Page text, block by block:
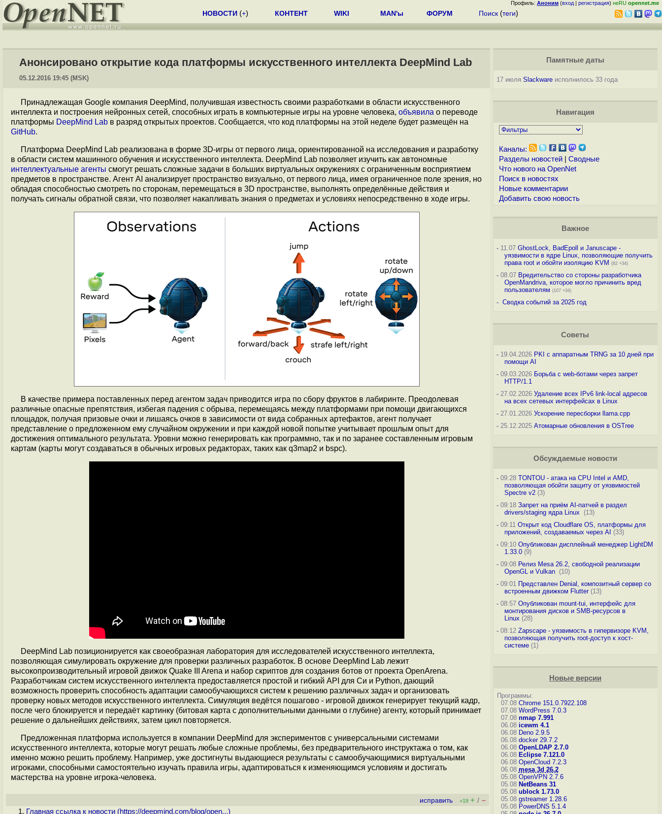
Профиль: Аноним (вход | регистрация) неRU opennet.me
НОВОСТИ (+) КОНТЕНТ WIKI MAN'ы ФОРУМ Поиск (теги)
Анонсировано открытие кода платформы искусственного интеллекта DeepMind Lab
05.12.2016 19:45 (MSK)
Принадлежащая Google компания DeepMind, получившая известность своими разработками в области искусственного
интеллекта и построения нейронных сетей, способных играть в компьютерные игры на уровне человека, объявила о переводе
платформы DeepMind Lab в разряд открытых проектов. Сообщается, что код платформы на этой неделе будет размещён на
GitHub.
Платформа DeepMind Lab реализована в форме 3D-игры от первого лица, ориентированной на исследования и разработку
в области систем машинного обучения и искусственного интеллекта. DeepMind Lab позволяет изучить как автономные
интеллектуальные агенты смогут решать сложные задачи в больших виртуальных окружениях с ограниченным восприятием
предметов в пространстве. Агент AI анализирует пространство визуально, от первого лица, имея ограниченное поле зрения, но
обладая способностью смотреть по сторонам, перемещаться в 3D пространстве, выполнять определённые действия и
получать сигналы обратной связи, что позволяет накапливать знания о предметах и условиях непосредственно в ходе игры.
В качестве примера поставленных перед агентом задач приводится игра по сбору фруктов в лабиринте. Преодолевая
различные опасные препятствия, избегая падения с обрыва, перемещаясь между платформами при помощи двигающихся
площадок, получая призовые очки и лишаясь очков в зависимости от вида собранных артефактов, агент получает
представление о предложенном ему случайном окружении и при каждой новой попытке учитывает прошлым опыт для
достижения оптимального результата. Уровни можно генерировать как программно, так и по заранее составленным игровым
картам (карты могут создаваться в обычных игровых редакторах, таких как q3map2 и bspc).
DeepMind Lab позиционируется как своеобразная лаборатория для исследователей искусственного интеллекта,
позволяющая симулировать окружение для проверки различных разработок. В основе DeepMind Lab лежит
высокопроизводительный игровой движок Quake III Arena и набор скриптов для создания ботов от проекта OpenArena.
Разработчикам систем искусственного интеллекта предоставляется простой и гибкий API для Си и Python, дающий
возможность проверить способность адаптации самообучающихся систем к решению различных задач и организовать
проверку новых методов искусственного интеллекта. Симуляция ведётся пошагово - игровой движок генерирует текущий кадр,
после чего блокируется и передаёт картинку (битовая карта с дополнительными данными о глубине) агенту, который принимает
решение о дальнейших действиях, затем цикл повторяется.
Предложенная платформа используется в компании DeepMind для экспериментов с универсальными системами
искусственного интеллекта, которые могут решать любые сложные проблемы, без предварительного инструктажа о том, как
именно можно решить проблему. Например, уже достигнуты выдающиеся результаты с самообучающимися виртуальными
игроками, способными самостоятельно изучать правила игры, адаптироваться к изменяющимся условиям и достигать
мастерства на уровне игрока-человека.
исправить +19 + / –
Главная ссылка к новости (https://deepmind.com/blog/open...)
Памятные даты
17 июля Slackwareисполнилось 33 года
Навигация
Каналы:
Разделы новостей| Сводные
Что нового на OpenNet
Поиск в новостях
Новые комментарии
Добавить свою новость
Важное
-11.07 GhostLock, BadEpoll и Januscape -
уязвимости в ядре Linux, позволяющие получить
права root и обойти изоляцию KVM (82 +34)
-08.07 Вредительство со стороны разработчика
OpenMandriva, которое могло причинить вред
пользователям (107 +34)
- Сводка событий за 2025 год
Советы
-19.04.2026 PKI с аппаратным TRNG за 10 дней при
помощи AI
-09.03.2026 Борьба с web-ботами через запрет
HTTP/1.1
-27.02.2026 Удаление всех IPv6 link-local адресов
на всех сетевых интерфейсах в Linux
-27.01.2026 Ускорение пересборки llama.cpp
-25.12.2025 Атомарные обновления в OSTree
Обсуждаемые новости
-09:28 TONTOU - атака на CPU Intel и AMD,
позволяющая обойти защиту от уязвимостей
Spectre v2(3)
-09:18 Запрет на приём AI-патчей в раздел
drivers/staging ядра Linux
(13)
-09:11 Открыт код Cloudflare OS, платформы для
приложений, создаваемых через AI (33)
-09:10 Опубликован дисплейный менеджер LightDM
1.33.0(9)
-09:08 Релиз Mesa 26.2, свободной реализации
OpenGL и Vulkan (10)
-09:01 Представлен Denial, композитный сервер со
встроенным движком Flutter(13)
-08:57 Опубликован mount-tui, интерфейс для
монтирования дисков и SMB-ресурсов в
Linux (28)
-08:12 Zapscape - уязвимость в гипервизоре KVM,
позволяющая получить root-доступ к хост-
системе(1)
Новые версии
Программы:
07.08 Chrome 151.0.7922.108
07.08 WordPress 7.0.3
07.08 nmap 7.991
06.08 icewm 4.1
06.08 Deno 2.9.5
06.08 docker 29.7.2
06.08 OpenLDAP 2.7.0
06.08 Eclipse 7.121.0
06.08 OpenCloud 7.2.3
06.08 mesa 3d 26.2
05.08 OpenVPN 2.7.6
05.08 NetBeans 31
05.08 ublock 1.73.0
05.08 gstreamer 1.28.6
05.08 PowerDNS 5.1.4